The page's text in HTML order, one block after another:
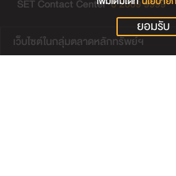
SET Contact Center 0 2009 9999
เว็บไซต์ในกลุ่มตลาดหลักทรัพย์ฯ
ยอมรับ